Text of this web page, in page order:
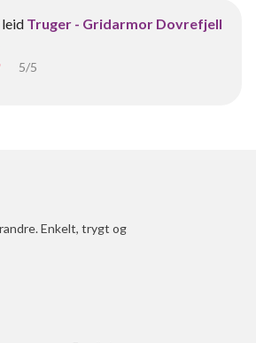
Truger - Gridarmor Dovrefjell
5/5
Enkelt, trygt og